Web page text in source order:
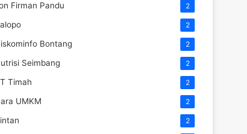
Firman Pandu 2
2
Bontang 2
Seimbang 2
Timah 2
UMKM 2
2